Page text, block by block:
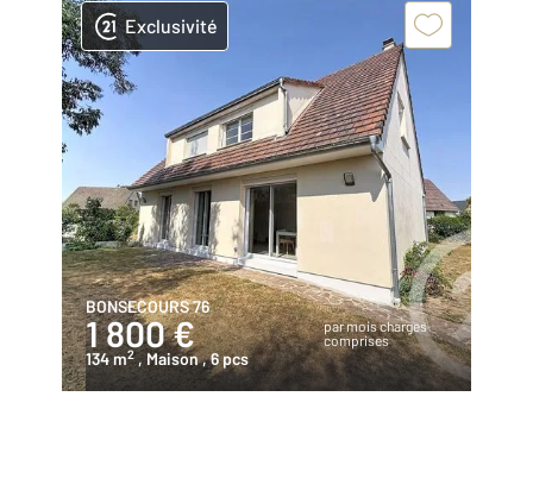
Exclusivité
BONSECOURS 76
1 800 €
par mois charges
comprises
134 m2 , Maison, 6 pcs